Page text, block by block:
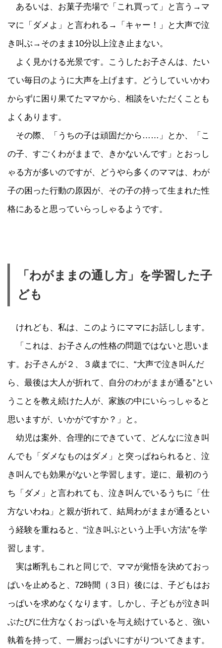
あるいは、お菓子売場で「これ買って」と言う→マ
マに「ダメよ」と言われる→「キャー！」と大声で泣
き叫ぶ→そのまま10分以上泣き止まない。
よく見かける光景です。こうしたお子さんは、たい
てい毎日のように大声を上げます。どうしていいかわ
からずに困り果てたママから、相談をいただくことも
よくあります。
その際、「うちの子は頑固だから……」とか、「こ
の子、すごくわがままで、きかないんです」とおっし
ゃる方が多いのですが、どうやら多くのママは、わが
子の困った行動の原因が、その子の持って生まれた性
格にあると思っていらっしゃるようです。
「わがままの通し方」を学習した子
ども
けれども、私は、このようにママにお話しします。
「これは、お子さんの性格の問題ではないと思いま
す。お子さんが２、３歳までに、“大声で泣き叫んだ
ら、最後は大人が折れて、自分のわがままが通る”とい
うことを教え続けた人が、家族の中にいらっしゃると
思いますが、いかがですか？」と。
幼児は案外、合理的にできていて、どんなに泣き叫
んでも「ダメなものはダメ」と突っぱねられると、泣
き叫んでも効果がないと学習します。逆に、最初のう
ち「ダメ」と言われても、泣き叫んでいるうちに「仕
方ないわね」と親が折れて、結局わがままが通るとい
う経験を重ねると、“泣き叫ぶという上手い方法”を学
習します。
実は断乳もこれと同じで、ママが覚悟を決めておっ
ぱいを止めると、72時間（３日）後には、子どもはお
っぱいを求めなくなります。しかし、子どもが泣き叫
ぶたびに仕方なくおっぱいを与え続けていると、強い
執着を持って、一層おっぱいにすがりついてきます。